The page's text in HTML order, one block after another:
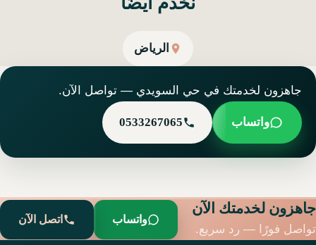
الرياض
جاهزون لخدمتك في حي السويدي — تواصل الآن.
واتساب 0533267065
جاهزون لخدمتك الآن
تواصل فورًا — رد سريع.
واتساب اتصل الآن